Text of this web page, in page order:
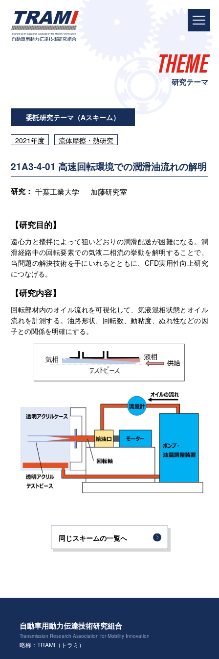
THEME
研究テーマ
委託研究テーマ（Aスキーム）
2021年度 流体摩擦・熱研究
21A3-4-01 高速回転環境での潤滑油流れの解明
研究： 千葉工業大学 加藤研究室
【研究目的】
遠心力と攪拌によって狙いどおりの潤滑配送が困難になる。潤
滑経路中の回転要素での気液二相流の挙動を解明することで、
当問題の解決技術を手にいれるとともに、CFD実用性向上研究
につなげる。
【研究内容】
回転部材内のオイル流れを可視化して、気液混相状態とオイル
流れを計測する。油路形状、回転数、動粘度、ぬれ性などの因
子との関係を明確にする。
同じスキームの一覧へ
自動車用動力伝達技術研究組合
Transmission Research Association for Mobility Innovation
略称：TRAMI（トラミ）